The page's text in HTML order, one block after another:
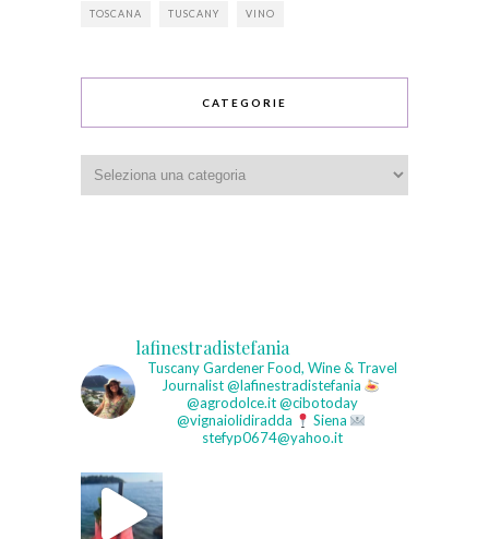
TOSCANA TUSCANY VINO
CATEGORIE
lafinestradistefania
Tuscany GardenerFood, Wine & Travel
Journalist@lafinestradistefania
@agrodolce.it @cibotoday
@vignaiolidiradda
Siena
stefyp0674@yahoo.it